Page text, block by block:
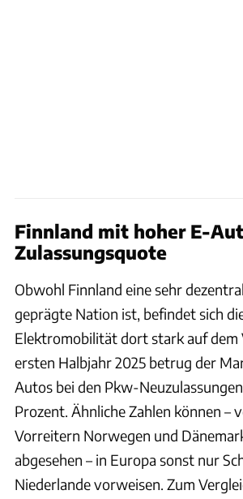
Finnland mit hoher E-
Zulassungsquote
Obwohl Finnland eine sehr
geprägte Nation ist, befindet sich
Elektromobilität dort stark auf dem
ersten Halbjahr 2025 betrug der
Autos bei den Pkw-
Prozent. Ähnliche Zahlen können –
Vorreitern Norwegen und
abgesehen – in Europa sonst nur
Niederlande vorweisen. Zum